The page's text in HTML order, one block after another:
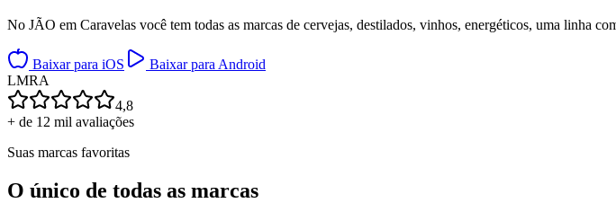
No JÃO em Caravelas você tem todas as marcas de cervejas, destilados, vinhos, energéticos, uma linha
Baixar para iOS
Baixar para Android
LMRA
4,8
+ de 12 mil avaliações
Suas marcas favoritas
O único de todas as marcas